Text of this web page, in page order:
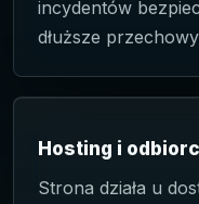
incydentów
dłuższe
Hosting i
Strona działa u